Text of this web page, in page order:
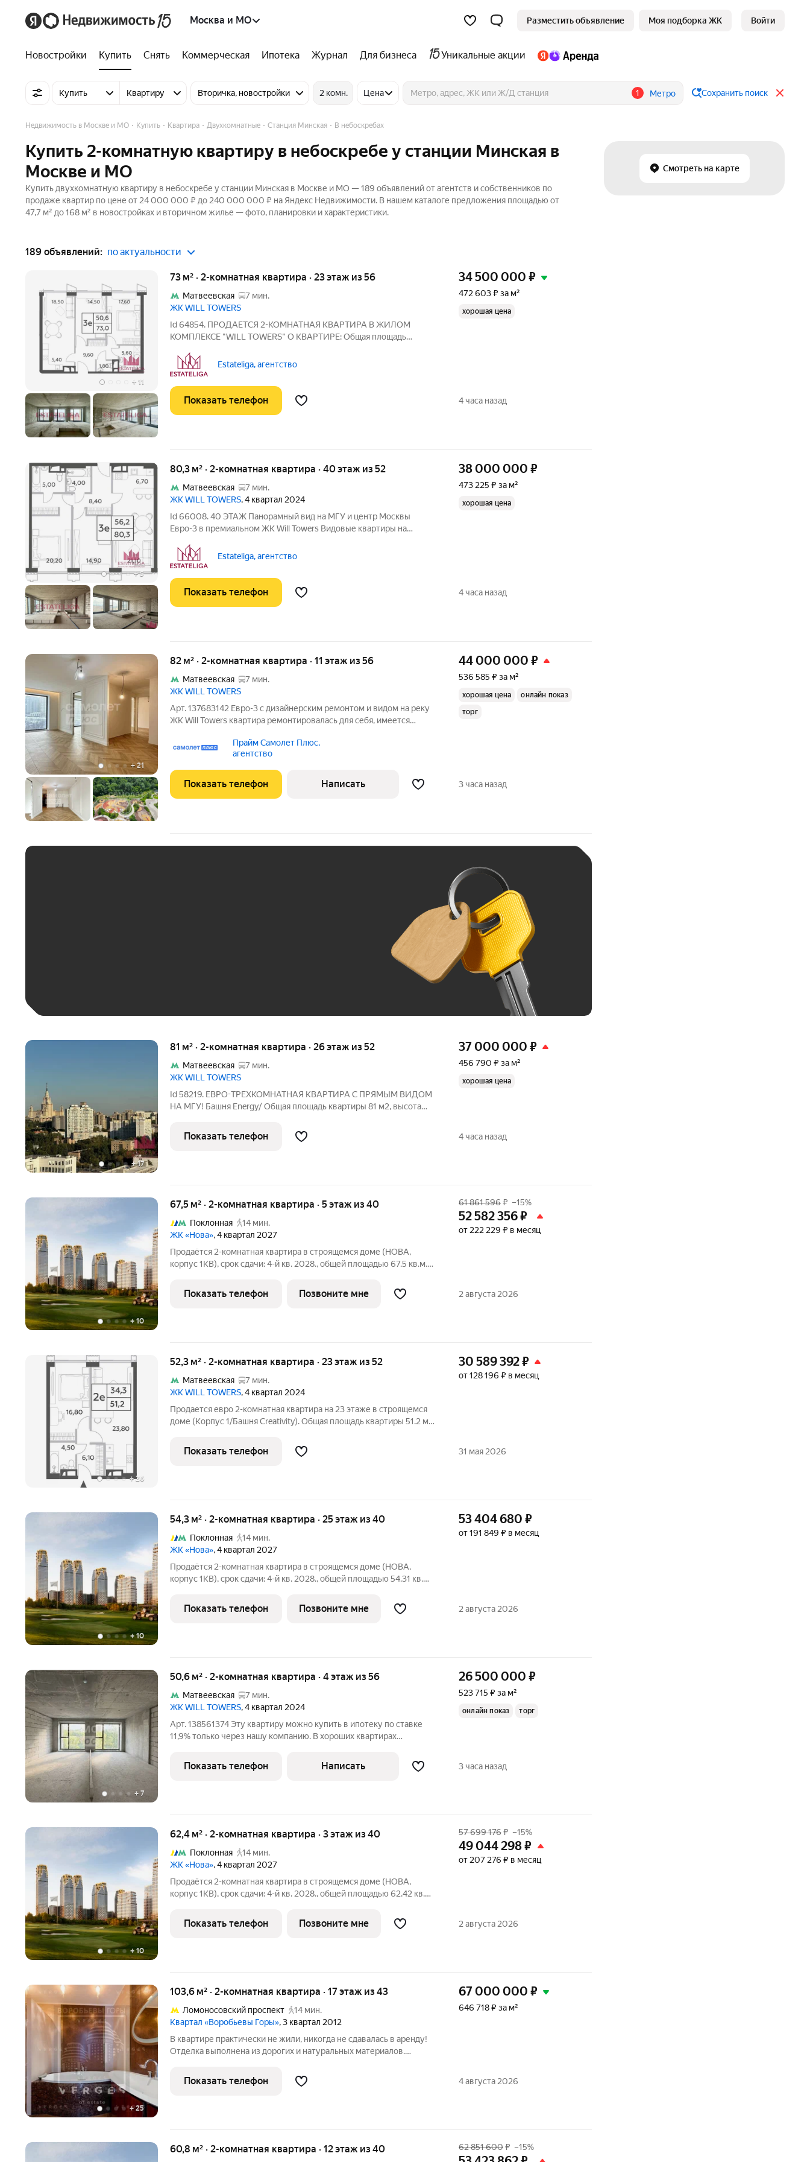
Москва и МО Разместить объявление Моя подборка ЖК Войти
Новостройки Купить Снять Коммерческая Ипотека Журнал Для бизнеса Уникальные акции
Купить Квартиру Вторичка, новостройки 2 комн. Цена 1 Метро Сохранить поиск
Смотреть на карте
Недвижимость в Москве и МО Купить Квартира Двухкомнатные Станция Минская В небоскребах
Купить 2-комнатную квартиру в небоскребе у станции Минская в
Москве и МО
Купить двухкомнатную квартиру в небоскребе у станции Минская в Москве и МО — 189 объявлений от агентств и собственников по
продаже квартир по цене от 24 000 000 ₽ до 240 000 000 ₽ на Яндекс Недвижимости. В нашем каталоге предложения площадью от
47,7 м² до 168 м² в новостройках и вторичном жилье — фото, планировки и характеристики.
189 объявлений: по актуальности
+ 11
73 м² · 2-комнатная квартира · 23 этаж из 56
Матвеевская
7 мин.
ЖК WILL TOWERS
Id 64854. ПРОДАЕТСЯ 2-КОМНАТНАЯ КВАРТИРА В ЖИЛОМ
КОМПЛЕКСЕ "WILL TOWERS" О КВАРТИРЕ: Общая площадь
2,7 м., предусмотрена функция проветривания. Из квартиры
открываются фантастические
Estateliga, агентство
34 500 000 ₽
472 603 ₽ за м²
хорошая цена
Показать телефон 4 часа назад
+5
80,3 м² · 2-комнатная квартира · 40 этаж из 52
Матвеевская
7 мин.
ЖК WILL TOWERS, 4 квартал 2024
Id 66008. 40 ЭТАЖ Панорамный вид на МГУ и центр Москвы
Евро-3 в премиальном ЖК Will Towers Видовые квартиры на
форматов на рынке бизнес-класса. Из окон этой квартиры откры
ваются впечатляющие
Estateliga, агентство
38 000 000 ₽
473 225 ₽ за м²
хорошая цена
Показать телефон 4 часа назад
+21
82 м² · 2-комнатная квартира · 11 этаж из 56
Матвеевская
7 мин.
ЖК WILL TOWERS
Арт. 137683142 Евро-3 с дизайнерским ремонтом и видом на реку
ЖК Will Towers квартира ремонтировалась для себя, имеется
большей площади! Межкомнатные двери и светильники
возможно подобрать
Прайм Самолет Плюс,
агентство
44 000 000 ₽
536 585 ₽ за м²
хорошая цена
онлайн показ
торг
Показать телефон Написать 3 часа назад
+17
81 м² · 2-комнатная квартира · 26 этаж из 52
Матвеевская
7 мин.
ЖК WILL TOWERS
Id 58219. ЕВРО-ТРЕХКОМНАТНАЯ КВАРТИРА С ПРЯМЫМ ВИДОМ
НА МГУ! Башня Energy/ Общая площадь квартиры 81 м2, высота
собственной гардеробной и полноценной ванной комнатой.
Высота панорамных окон
37 000 000 ₽
456 790 ₽ за м²
хорошая цена
Показать телефон 4 часа назад
+10
67,5 м² · 2-комнатная квартира · 5 этаж из 40
Поклонная
14 мин.
ЖК «Нова», 4 квартал 2027
Продаётся 2-комнатная квартира в строящемся доме (НОВА,
корпус 1КВ), срок сдачи: 4-й кв. 2028., общей площадью 67.5 кв.м.,
районе Москвы, ставшие образцом практичной премиальности и
61 861 596₽ –15%
52 582 356₽
от 222 229 ₽ в месяц
Показать телефон Позвоните мне 2 августа 2026
+26
52,3 м² · 2-комнатная квартира · 23 этаж из 52
Матвеевская
7 мин.
ЖК WILL TOWERS, 4 квартал 2024
Продается евро 2-комнатная квартира на 23 этаже в строящемся
доме (Корпус 1/Башня Creativity). Общая площадь квартиры 51.2 м2
Schuco с панорамным остеклением с функцией проветривания,
30 589 392₽
от 128 196 ₽ в месяц
Показать телефон 31 мая 2026
+10
54,3 м² · 2-комнатная квартира · 25 этаж из 40
Поклонная
14 мин.
ЖК «Нова», 4 квартал 2027
Продаётся 2-комнатная квартира в строящемся доме (НОВА,
корпус 1КВ), срок сдачи: 4-й кв. 2028., общей площадью 54.31 кв.м.,
районе Москвы, ставшие образцом практичной премиальности и
53 404 680 ₽
от 191 849 ₽ в месяц
Показать телефон Позвоните мне 2 августа 2026
+ 7
50,6 м² · 2-комнатная квартира · 4 этаж из 56
Матвеевская
7 мин.
ЖК WILL TOWERS, 4 квартал 2024
Арт. 138561374 Эту квартиру можно купить в ипотеку по ставке
11,9% только через нашу компанию. В хороших квартирах
ощущение пространства, которое невозможно создать ремонтом.
Эта квартира
26 500 000 ₽
523 715 ₽ за м²
онлайн показ торг
Показать телефон Написать 3 часа назад
+10
62,4 м² · 2-комнатная квартира · 3 этаж из 40
Поклонная
14 мин.
ЖК «Нова», 4 квартал 2027
Продаётся 2-комнатная квартира в строящемся доме (НОВА,
корпус 1КВ), срок сдачи: 4-й кв. 2028., общей площадью 62.42 кв.м.,
районе Москвы, ставшие образцом практичной премиальности и
57 699 176₽ –15%
49 044 298₽
от 207 276 ₽ в месяц
Показать телефон Позвоните мне 2 августа 2026
+25
103,6 м² · 2-комнатная квартира · 17 этаж из 43
Ломоносовский проспект
14 мин.
Квартал «Воробьевы Горы», 3 квартал 2012
В квартире практически не жили, никогда не сдавалась в аренду!
Отделка выполнена из дорогих и натуральных материалов.
система - климат контроль, управление в каждой комнате.
Акустическая
67 000 000 ₽
646 718 ₽ за м²
Показать телефон 4 августа 2026
60,8 м² · 2-комнатная квартира · 12 этаж из 40 62 851 600₽ –15%